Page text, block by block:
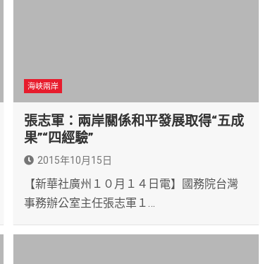
海峽兩岸
張志軍：兩岸關係和平發展取得“五成
果”“四經驗”
2015年10月15日
【新華社廣州１０月１４日電】國務院台灣
事務辦公室主任張志軍１…